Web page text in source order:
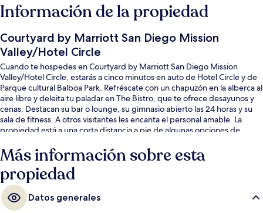
Información de la propiedad
Courtyard by Marriott San Diego Mission
Valley/Hotel Circle
Cuando te hospedes en Courtyard by Marriott San Diego Mission
Valley/Hotel Circle, estarás a cinco minutos en auto de Hotel Circle y de
Parque cultural Balboa Park. Refréscate con un chapuzón en la alberca al
aire libre y deleita tu paladar en The Bistro, que te ofrece desayunos y
cenas. Destacan su bar o lounge, su gimnasio abierto las 24 horas y su
sala de fitness. A otros visitantes les encanta el personal amable. La
propiedad está a una corta distancia a pie de algunas opciones de
a 14 minutos.
Más información sobre esta
propiedad
Datos generales